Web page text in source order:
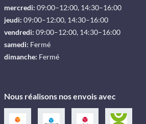
mercredi: 09:00–12:00, 14:30–16:00
jeudi: 09:00–12:00, 14:30–16:00
vendredi: 09:00–12:00, 14:30–16:00
samedi: Fermé
dimanche: Fermé
Nous réalisons nos envois avec